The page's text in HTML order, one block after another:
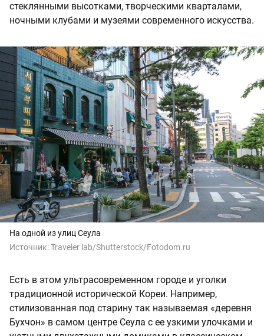
стеклянными высотками, творческими кварталами,
ночными клубами и музеями современного искусства.
На одной из улиц Сеула
Источник:Traveler lab/Shutterstock/Fotodom.ru
Есть в этом ультрасовременном городе и уголки
традиционной исторической Кореи. Например,
стилизованная под старину так называемая «деревня
Бухчон» в самом центре Сеула с ее узкими улочками и